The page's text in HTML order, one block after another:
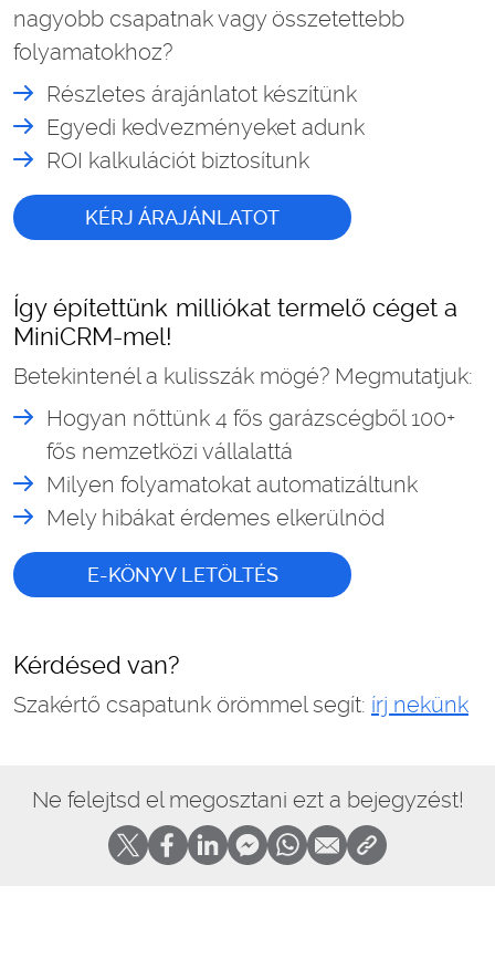
nagyobb csapatnak vagy összetettebb
folyamatokhoz?
Részletes árajánlatot készítünk
Egyedi kedvezményeket adunk
ROI kalkulációt biztosítunk
KÉRJ ÁRAJÁNLATOT
Így építettünk milliókat termelő céget a
MiniCRM-mel!
Betekintenél a kulisszák mögé? Megmutatjuk:
Hogyan nőttünk 4 fős garázscégből 100+
fős nemzetközi vállalattá
Milyen folyamatokat automatizáltunk
Mely hibákat érdemes elkerülnöd
E-KÖNYV LETÖLTÉS
Kérdésed van?
Szakértő csapatunk örömmel segít: írj nekünk
Ne felejtsd el megosztani ezt a bejegyzést!